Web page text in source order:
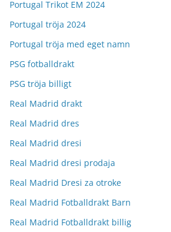
Portugal Trikot EM 2024
Portugal tröja 2024
Portugal tröja med eget namn
PSG fotballdrakt
PSG tröja billigt
Real Madrid drakt
Real Madrid dres
Real Madrid dresi
Real Madrid dresi prodaja
Real Madrid Dresi za otroke
Real Madrid Fotballdrakt Barn
Real Madrid Fotballdrakt billig